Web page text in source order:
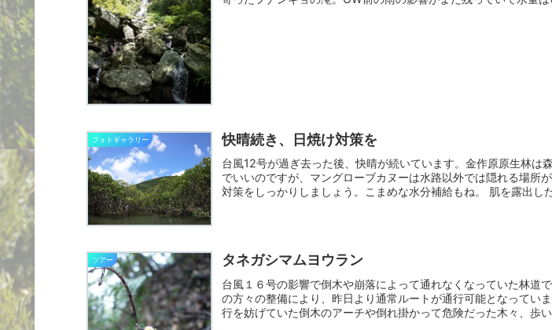
フォトギャラリー 快晴続き、日焼け対策を
台風12号が過ぎ去った後、快晴が続いています。金作原原生林は
でいいのですが、マングローブカヌーは水路以外では隠れる場所
対策をしっかりしましょう。こまめな水分補給もね。 肌を露出し
ツアー タネガシマムヨウラン
台風１６号の影響で倒木や崩落によって通れなくなっていた林道
の方々の整備により、昨日より通常ルートが通行可能となってい
行を妨げていた倒木のアーチや倒れ掛かって危険だった木々、歩